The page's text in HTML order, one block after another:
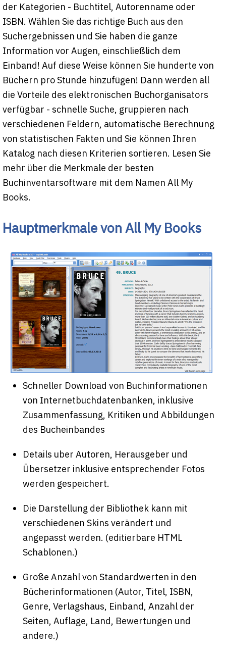
der Kategorien - Buchtitel, Autorenname oder
ISBN. Wählen Sie das richtige Buch aus den
Suchergebnissen und Sie haben die ganze
Information vor Augen, einschließlich dem
Einband! Auf diese Weise können Sie hunderte von
Büchern pro Stunde hinzufügen! Dann werden all
die Vorteile des elektronischen Buchorganisators
verfügbar - schnelle Suche, gruppieren nach
verschiedenen Feldern, automatische Berechnung
von statistischen Fakten und Sie können Ihren
Katalog nach diesen Kriterien sortieren. Lesen Sie
mehr über die Merkmale der besten
Buchinventarsoftware mit dem Namen All My
Books.
Hauptmerkmale von All My Books
Schneller Download von Buchinformationen
von Internetbuchdatenbanken, inklusive
Zusammenfassung, Kritiken und Abbildungen
des Bucheinbandes
Details uber Autoren, Herausgeber und
Übersetzer inklusive entsprechender Fotos
werden gespeichert.
Die Darstellung der Bibliothek kann mit
verschiedenen Skins verändert und
angepasst werden. (editierbare HTML
Schablonen.)
Große Anzahl von Standardwerten in den
Bücherinformationen (Autor, Titel, ISBN,
Genre, Verlagshaus, Einband, Anzahl der
Seiten, Auflage, Land, Bewertungen und
andere.)